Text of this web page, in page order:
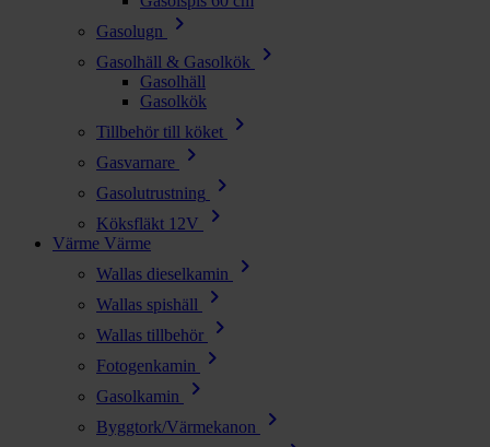
Gasolugn
chevron_right
Gasolhäll & Gasolkök chevron_right
Gasolhäll
Gasolkök
Tillbehör till köket
chevron_right
Gasvarnare chevron_right
Gasolutrustning chevron_right
Köksfläkt 12V chevron_right
Värme Värme
Wallas dieselkamin
chevron_right
Wallas spishäll chevron_right
Wallas tillbehör chevron_right
Fotogenkamin chevron_right
Gasolkamin chevron_right
Byggtork/Värmekanon chevron_right